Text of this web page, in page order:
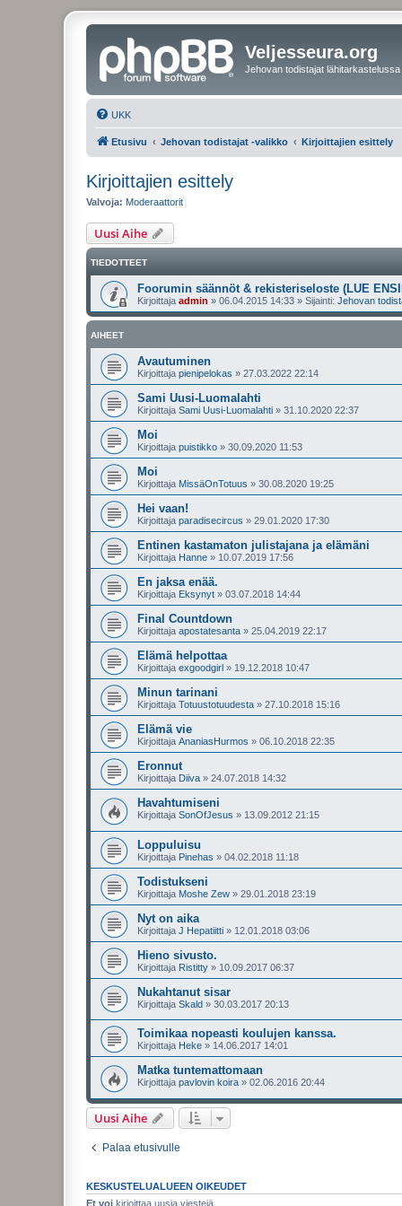
Veljesseura.org
Jehovan todistajat lähitarkastelussa
UKK
Etusivu Jehovan todistajat -valikko Kirjoittajien esittely
Kirjoittajien esittely
Valvoja: Moderaattorit
Uusi Aihe
TIEDOTTEET
Foorumin säännöt & rekisteriseloste (LUE
Kirjoittaja admin » 06.04.2015 14:33 » Sijainti: Jehovan
AIHEET
Avautuminen
Kirjoittaja pienipelokas » 27.03.2022 22:14
Sami Uusi-Luomalahti
Kirjoittaja Sami Uusi-Luomalahti » 31.10.2020 22:37
Moi
Kirjoittaja puistikko » 30.09.2020 11:53
Moi
Kirjoittaja MissäOnTotuus » 30.08.2020 19:25
Hei vaan!
Kirjoittaja paradisecircus » 29.01.2020 17:30
Entinen kastamaton julistajana ja elämäni
Kirjoittaja Hanne » 10.07.2019 17:56
En jaksa enää.
Kirjoittaja Eksynyt » 03.07.2018 14:44
Final Countdown
Kirjoittaja apostatesanta » 25.04.2019 22:17
Elämä helpottaa
Kirjoittaja exgoodgirl » 19.12.2018 10:47
Minun tarinani
Kirjoittaja Totuustotuudesta » 27.10.2018 15:16
Elämä vie
Kirjoittaja AnaniasHurmos » 06.10.2018 22:35
Eronnut
Kirjoittaja Diiva » 24.07.2018 14:32
Havahtumiseni
Kirjoittaja SonOfJesus » 13.09.2012 21:15
Loppuluisu
Kirjoittaja Pinehas » 04.02.2018 11:18
Todistukseni
Kirjoittaja Moshe Zew » 29.01.2018 23:19
Nyt on aika
Kirjoittaja J Hepatiitti » 12.01.2018 03:06
Hieno sivusto.
Kirjoittaja Ristitty » 10.09.2017 06:37
Nukahtanut sisar
Kirjoittaja Skald » 30.03.2017 20:13
Toimikaa nopeasti koulujen kanssa.
Kirjoittaja Heke » 14.06.2017 14:01
Matka tuntemattomaan
Kirjoittaja pavlovin koira » 02.06.2016 20:44
Uusi Aihe
Palaa etusivulle
KESKUSTELUALUEEN OIKEUDET
Et voi kirjoittaa uusia viestejä